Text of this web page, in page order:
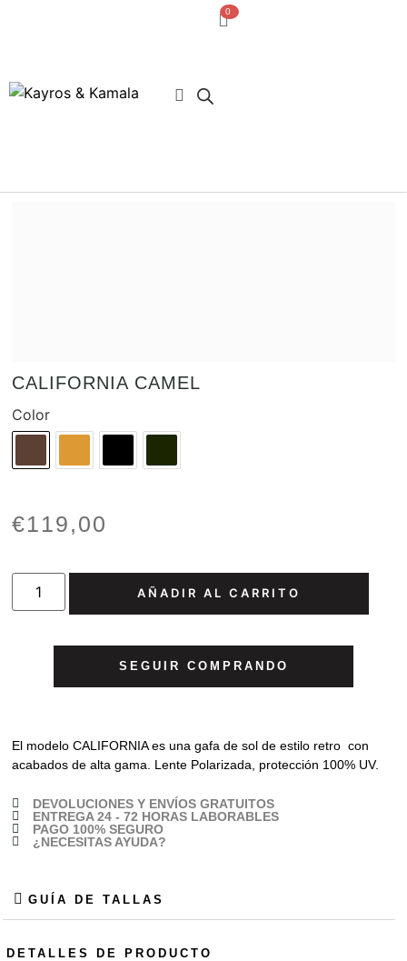
0
CALIFORNIA CAMEL
Color
€119,00
AÑADIR AL CARRITO
SEGUIR COMPRANDO
El modelo CALIFORNIA es una gafa de sol de estilo retro con
acabados de alta gama. Lente Polarizada, protección 100% UV.
DEVOLUCIONES Y ENVÍOS GRATUITOS
ENTREGA 24 - 72 HORAS LABORABLES
PAGO 100% SEGURO
¿NECESITAS AYUDA?
GUÍA DE TALLAS
DETALLES DE PRODUCTO